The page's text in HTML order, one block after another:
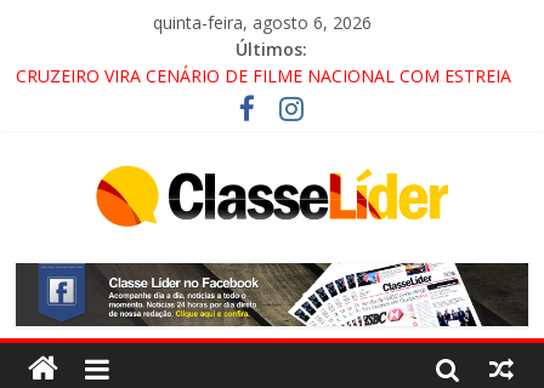
quinta-feira, agosto 6, 2026
Últimos:
CRUZEIRO VIRA CENÁRIO DE FILME NACIONAL COM ESTREIA
PROMOTOR DO GAECO
ACESSO À APARECIDA NA DUTRA SERÁ BLOQUEADO NO FIM
ALTERNATIVAS
LORENA, PINDAMONHANGABA E QUELUZ NA RETA FINAL
PELA FÁBRICA DA COCA-COLA!